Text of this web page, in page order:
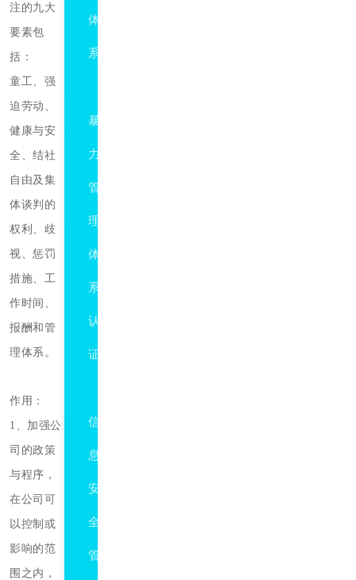
注的九大
要素包
括：
童工、强
迫劳动、
健康与安
全、结社
自由及集
体谈判的
权利、歧
视、惩罚
措施、工
作时间、
报酬和管
理体系。
作用：
1、加强公
司的政策
与程序，
在公司可
以控制或
影响的范
围之内，
体
系
暴
力
管
理
体
系
认
证
信
息
安
全
管